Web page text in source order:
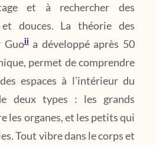
et à rechercher des
douces. La théorie des
Guoiia développé après 50
permet de comprendre
espaces à l’intérieur du
deux types : les grands
les organes, et les petits qui
Tout vibre dans le corps et